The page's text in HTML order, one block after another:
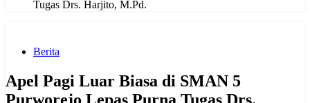
Tugas Drs. Harjito, M.Pd.
Berita
Apel Pagi Luar Biasa di SMAN 5